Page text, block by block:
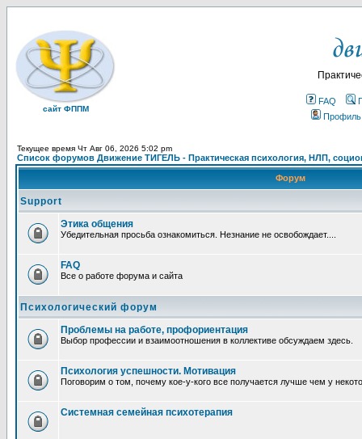
сайт ФППМ
FAQ
Профиль
Текущее время Чт Авг 06, 2026 5:02 pm
Список форумов Движение ТИГЕЛЬ - Практическая психология, НЛП,
Форум
Support
Этика общения
Убедительная просьба ознакомиться. Незнание не освобождает....
FAQ
Все о работе форума и сайта
Психологический форум
Проблемы на работе, профориентация
Выбор профессии и взаимоотношения в коллективе обсуждаем здесь.
Психология успешности. Мотивация
Поговорим о том, почему кое-у-кого все получается лучше чем у
Системная семейная психотерапия